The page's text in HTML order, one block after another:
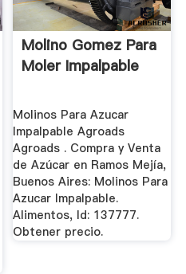
Molino Gomez Para
Moler Impalpable
Molinos Para Azucar
Impalpable Agroads
Agroads . Compra y Venta
de Azúcar en Ramos Mejía,
Buenos Aires: Molinos Para
Azucar Impalpable.
Alimentos, Id: 137777.
Obtener precio.